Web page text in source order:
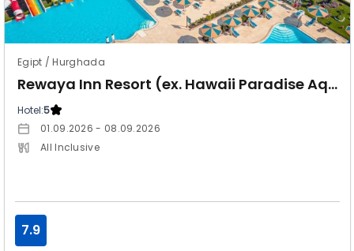
Egipt / Hurghada
Rewaya Inn Resort (ex. Hawaii Paradise Aqua Park Resort)
Hotel:5
01.09.2026 - 08.09.2026
All Inclusive
7.9